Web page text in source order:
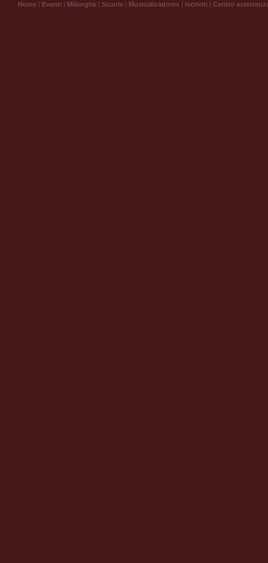
Home | Eventi | Milonghe | Scuole | Musicalizadores | Iscriviti | Centro